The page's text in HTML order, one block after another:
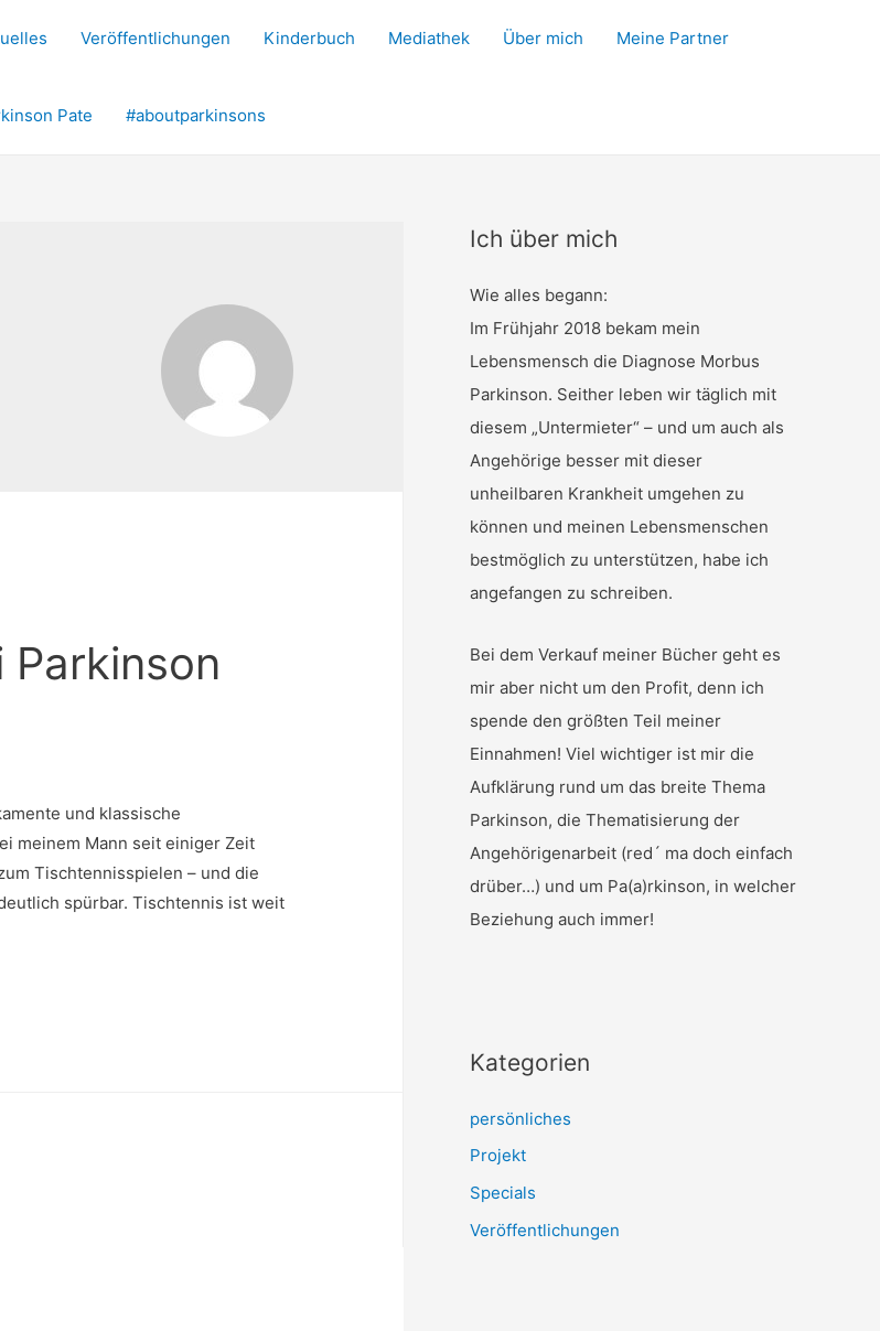
Veröffentlichungen Kinderbuch Mediathek Über mich Meine Partner
Pate #aboutparkinsons
Parkinson
und klassische
meinem Mann seit einiger Zeit
Tischtennisspielen – und die
spürbar. Tischtennis ist weit
Ich über mich
Wie alles begann:
Im Frühjahr 2018 bekam mein
Lebensmensch die Diagnose Morbus
Parkinson. Seither leben wir täglich mit
diesem „Untermieter“ – und um auch als
Angehörige besser mit dieser
unheilbaren Krankheit umgehen zu
können und meinen Lebensmenschen
bestmöglich zu unterstützen, habe ich
angefangen zu schreiben.
Bei dem Verkauf meiner Bücher geht es
mir aber nicht um den Profit, denn ich
spende den größten Teil meiner
Einnahmen! Viel wichtiger ist mir die
Aufklärung rund um das breite Thema
Parkinson, die Thematisierung der
Angehörigenarbeit (red´ ma doch einfach
drüber…) und um Pa(a)rkinson, in welcher
Beziehung auch immer!
Kategorien
persönliches
Projekt
Specials
Veröffentlichungen